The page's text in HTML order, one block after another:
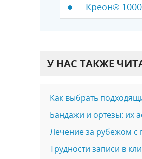
Креон®
У НАС ТАКЖЕ
Как выбрать
Бандажи и ортезы: их
Лечение за рубежом с
Трудности записи в